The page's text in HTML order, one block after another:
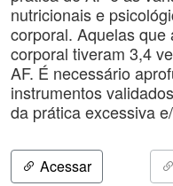
nutricionais e
corporal. Aquelas
corporal tiveram 3,4
AF. É necessário
instrumentos
da prática excessiva
Acessar